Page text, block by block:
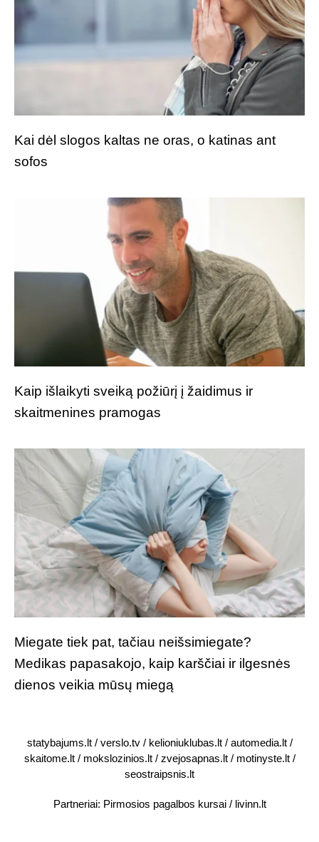
Kai dėl slogos kaltas ne oras, o katinas ant
sofos
Kaip išlaikyti sveiką požiūrį į žaidimus ir
skaitmenines pramogas
Miegate tiek pat, tačiau neišsimiegate?
Medikas papasakojo, kaip karščiai ir ilgesnės
dienos veikia mūsų miegą
statybajums.lt/ verslo.tv/ kelioniuklubas.lt/ automedia.lt/
skaitome.lt/ mokslozinios.lt/ zvejosapnas.lt/ motinyste.lt/
seostraipsnis.lt
Partneriai: Pirmosios pagalbos kursai/ livinn.lt